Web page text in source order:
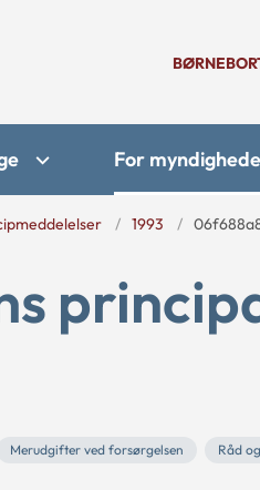
For
1993
Merudgifter ved forsørgelsen Råd